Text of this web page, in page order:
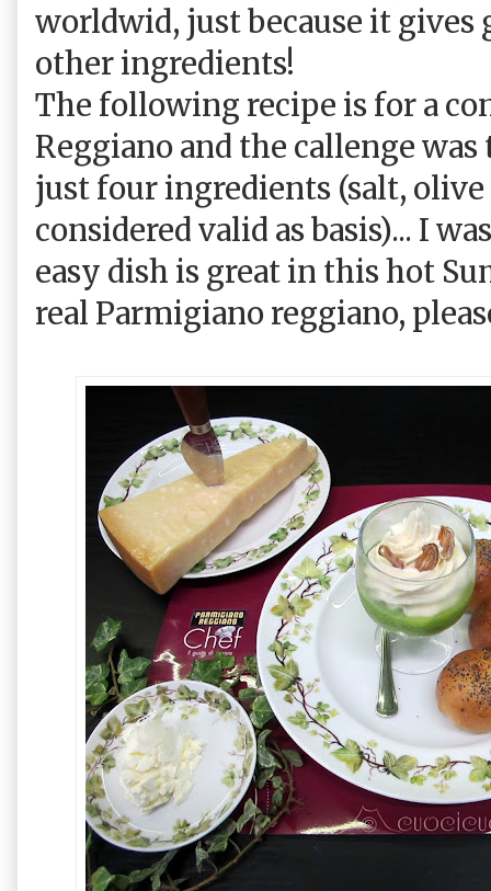
worldwid, just because it gives
other ingredients!
The following recipe is for a
Reggiano and the callenge
just four ingredients (salt, olive
considered valid as basis)... I
easy dish is great in this hot
real Parmigiano reggiano,